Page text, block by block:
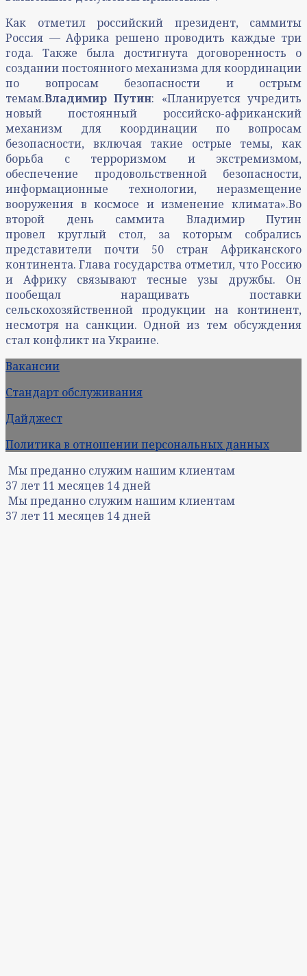
Как отметил российский президент, саммиты
Россия — Африка решено проводить каждые три
года. Также была достигнута договоренность о
создании постоянного механизма для координации
по вопросам безопасности и острым
темам.Владимир Путин: «Планируется учредить
новый постоянный российско-африканский
механизм для координации по вопросам
безопасности, включая такие острые темы, как
борьба с терроризмом и экстремизмом,
обеспечение продовольственной безопасности,
информационные технологии, неразмещение
вооружения в космосе и изменение климата».Во
второй день саммита Владимир Путин
провел круглый стол, за которым собрались
представители почти 50 стран Африканского
континента. Глава государства отметил, что Россию
и Африку связывают тесные узы дружбы. Он
пообещал наращивать поставки
сельскохозяйственной продукции на континент,
несмотря на санкции. Одной из тем обсуждения
стал конфликт на Украине.
Вакансии
Стандарт обслуживания
Дайджест
Политика в отношении персональных данных
Мы преданно служим нашим клиентам
37 лет 11 месяцев 14дней
Мы преданно служим нашим клиентам
37 лет 11 месяцев 14дней